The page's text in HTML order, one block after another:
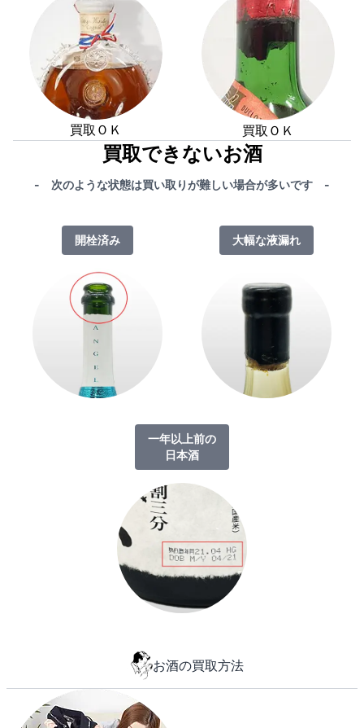
買取ＯＫ 買取ＯＫ
買取できないお酒
- 次のような状態は買い取りが難しい場合が多いです -
開栓済み 大幅な液漏れ
一年以上前の
日本酒
お酒の買取方法